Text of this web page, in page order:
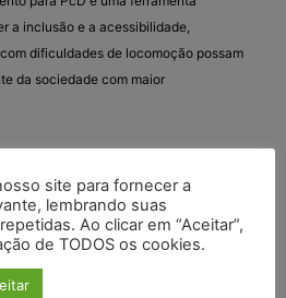
a inclusão e a acessibilidade,
dificuldades de locomoção possam
da sociedade com maior
a este tópico.
site para fornecer a
lembrando suas
Ao clicar em “Aceitar”,
de TODOS os cookies.